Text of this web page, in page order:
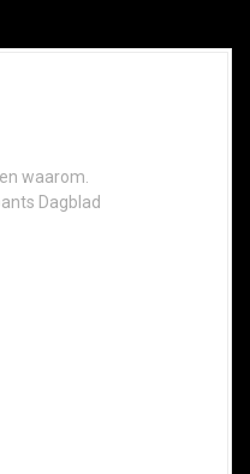
waarom.
Dagblad